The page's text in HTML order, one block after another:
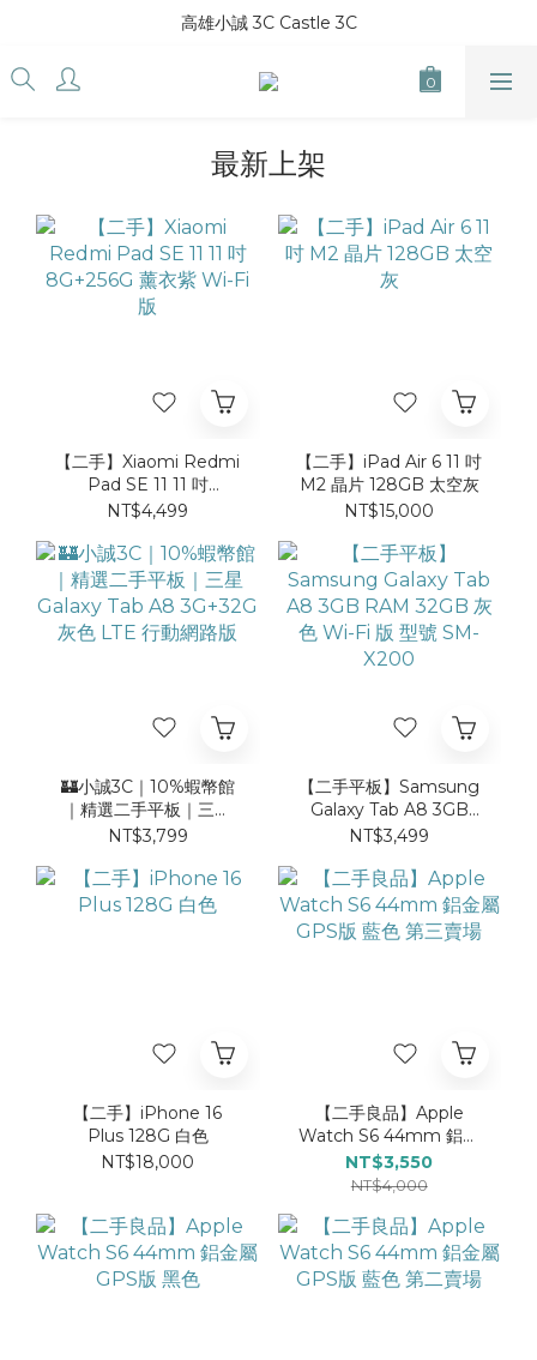
高雄小誠 3C Castle 3C
最新上架
【二手】Xiaomi Redmi
Pad SE 11 11 吋
8G+256G 薰衣紫 Wi-Fi
NT$4,499
【二手】iPad Air 6 11 吋
M2 晶片 128GB 太空灰
NT$15,000
🏰小誠3C｜10%蝦幣館
｜精選二手平板｜三星
Galaxy Tab A8
網路版
NT$3,799
【二手平板】Samsung
Galaxy Tab A8 3GB
RAM 32GB 灰色 Wi-Fi
NT$3,499
【二手】iPhone 16
Plus 128G 白色
NT$18,000
【二手良品】Apple
Watch S6 44mm 鋁金
屬 GPS版 藍色 第三賣場
NT$3,550
NT$4,000